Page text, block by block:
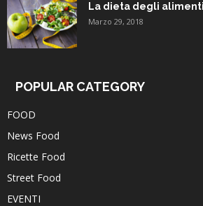
La dieta degli
Marzo 29, 2018
POPULAR CATEGORY
FOOD
News Food
Ricette Food
Street Food
EVENTI